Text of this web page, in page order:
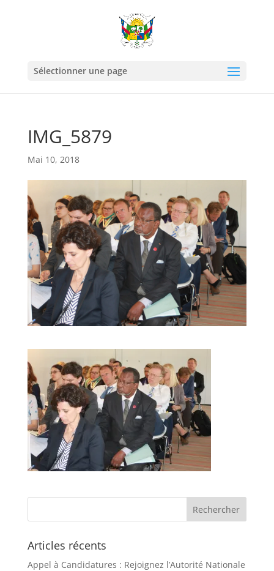
Sélectionner une page
IMG_5879
Mai 10, 2018
Articles récents
Appel à Candidatures : Rejoignez l’Autorité Nationale